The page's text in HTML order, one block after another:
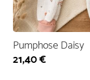
Pumphose Daisy
21,40€